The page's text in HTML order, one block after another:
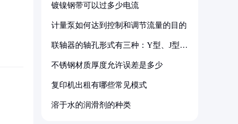
镀镍钢带可以过多少电流
计量泵如何达到控制和调节流量的目的
联轴器的轴孔形式有三种：Y型、J型、
不锈钢材质厚度允许误差是多少
复印机出租有哪些常见模式
溶于水的润滑剂的种类